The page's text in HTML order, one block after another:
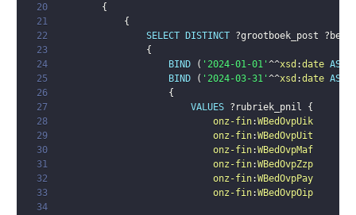
20
{
21
{
22
SELECT DISTINCT ?grootboek_post
23
{
24
BIND ( '2024-01-01'^^xsd :date AS
25
BIND ( '2024-03-31'^^xsd :date AS
26
{
27
VALUES ?rubriek_pnil
{
28
onz-fin:WBedOvpUik
29
onz-fin:WBedOvpUit
30
onz-fin:WBedOvpMaf
31
onz-fin:WBedOvpZzp
32
onz-fin:WBedOvpPay
33
onz-fin:WBedOvpOip
34